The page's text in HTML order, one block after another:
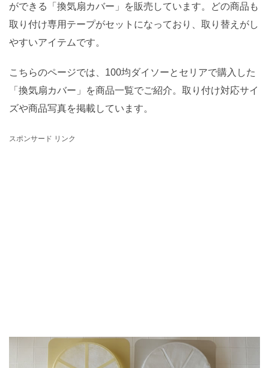
ができる「換気扇カバー」を販売しています。どの商品も
取り付け専用テープがセットになっており、取り替えがし
やすいアイテムです。
こちらのページでは、100均ダイソーとセリアで購入した
「換気扇カバー」を商品一覧でご紹介。取り付け対応サイ
ズや商品写真を掲載しています。
スポンサード リンク